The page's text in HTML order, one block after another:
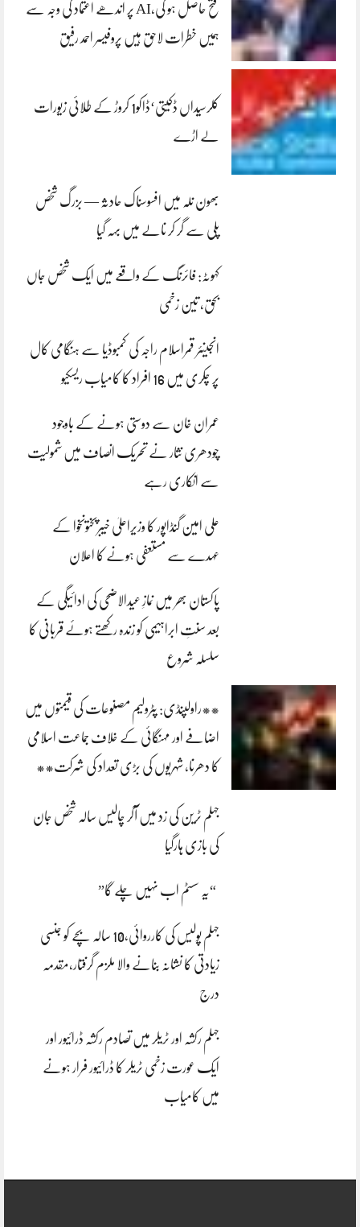
فتح حاصل ہو گی،AI پر اندھے اعتماد کی وجہ سے
ہمیں خطرات لاحق ہیں پروفیسر احمد رفیق
کلرسیداں ڈکیتی‘ڈاکو1 کروڑ کے طلائی زیورات
لے اڑے
بھون نلہ میں افسوسناک حادثہ — بزرگ شخص
پلی سے گر کر نالے میں بہہ گیا
کہوٹہ: فائرنگ کے واقعے میں ایک شخص جاں
بحق، تین زخمی
انجینئر قمراسلام راجہ کی کمبوڈیا سے ہنگامی کال
پر چکری میں 16 افراد کا کامیاب ریسکیو
عمران خان سے دوستی ہونے کے باوجود
چودھری نثار نے تحریک انصاف میں شمولیت
سے انکاری رہے
علی امین گنڈاپور کا وزیراعلیٰ خیبرپختونخوا کے
عہدے سے مستعفی ہونے کا اعلان
پاکستان بھر میں نمازِ عیدالاضحی کی ادائیگی کے
بعد سنتِ ابراہیمی کو زندہ رکھتے ہوئے قربانی کا
سلسلہ شروع
**راولپنڈی: پٹرولیم مصنوعات کی قیمتوں میں
اضافے اور مہنگائی کے خلاف جماعت اسلامی
کا دھرنا، شہریوں کی بڑی تعداد کی شرکت**
جہلم ٹرین کی زد میں آکر چالیس سالہ شخص جان
کی بازی ہارگیا
“یہ سسٹم اب نہیں چلے گا”
جہلم پولیس کی کارروائی،10 سالہ بچے کو جنسی
زیادتی کا نشانہ بنانے والا ملزم گرفتار،مقدمہ
درج
جہلم رکشہ اور ٹریلر میں تصادم رکشہ ڈرائیور اور
ایک عورت زخمی ٹریلر کا ڈرائیور فرار ہونے
میں کامیاب